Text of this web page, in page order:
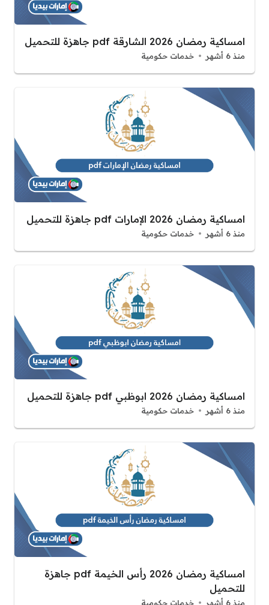
امساكية رمضان 2026 الشارقة pdf جاهزة للتحميل
منذ 6 أشهر خدمات حكومية
امساكية رمضان 2026 الإمارات pdf جاهزة للتحميل
منذ 6 أشهر خدمات حكومية
امساكية رمضان 2026 ابوظبي pdf جاهزة للتحميل
منذ 6 أشهر خدمات حكومية
امساكية رمضان 2026 رأس الخيمة pdf جاهزة
للتحميل
منذ 6 أشهر خدمات حكومية